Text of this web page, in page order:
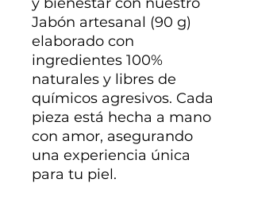
Jabón artesanal (90 g)
elaborado con
ingredientes 100%
naturales y libres de
químicos agresivos. Cada
pieza está hecha a mano
con amor, asegurando
una experiencia única
para tu piel.